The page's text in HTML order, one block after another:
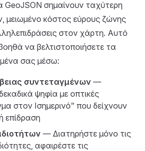
GeoJSON σημαίνουν ταχύτερη
μειωμένο κόστος εύρους ζώνης
στον χάρτη. Αυτό
να βελτιστοποιήσετε τα
σας μέσω:
συντεταγμένων —
ψηφία με οπτικές
στον Ισημερινό" που δείχνουν
επίδραση
— Διατηρήστε μόνο τις
αφαιρέστε τις